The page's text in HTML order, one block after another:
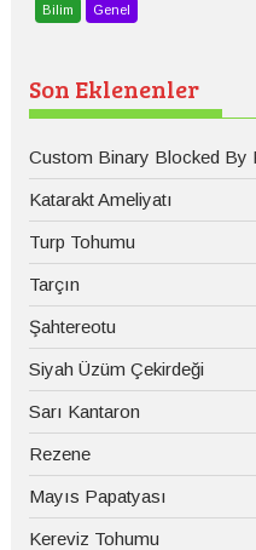
Bilim Genel
Son Eklenenler
Custom Binary Blocked By
Katarakt Ameliyatı
Turp Tohumu
Tarçın
Şahtereotu
Siyah Üzüm Çekirdeği
Sarı Kantaron
Rezene
Mayıs Papatyası
Kereviz Tohumu